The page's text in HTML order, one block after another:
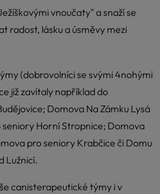
vnoučaty" a snaží se
radost, lásku a úsměvy mezi
(dobrovolníci se svými 4nohými
již zavítaly například do
Domova Na Zámku Lysá
Horní Stropnice; Domova
pro seniory Krabčice či Domu
Lužnicí.
canisterapeutické týmy i v